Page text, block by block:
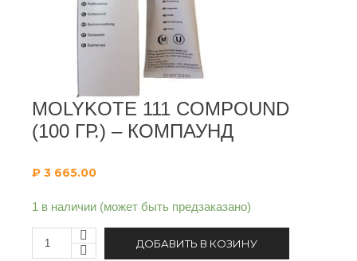
MOLYKOTE 111 COMPOUND
(100 ГР.) – КОМПАУНД
₽ 3 665.00
1 в наличии (может быть предзаказано)
ДОБАВИТЬ В КОЗИНУ